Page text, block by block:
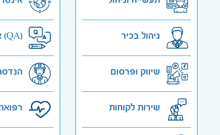
ניהול בכיר
שיווק ופרסום
שירות לקוחות
אבטחת איכות (QA)